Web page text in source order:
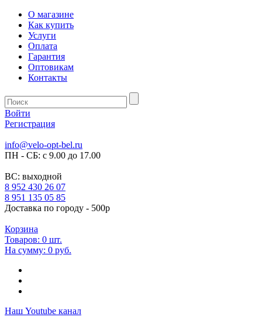
О магазине
Как купить
Услуги
Оплата
Гарантия
Оптовикам
Контакты
Войти
Регистрация
info@velo-opt-bel.ru
ПН - СБ: с 9.00 до 17.00
ВС: выходной
8 952 430 26 07
8 951 135 05 85
Доставка по городу - 500р
Корзина
Товаров: 0 шт.
На сумму: 0 руб.
Наш Youtube канал